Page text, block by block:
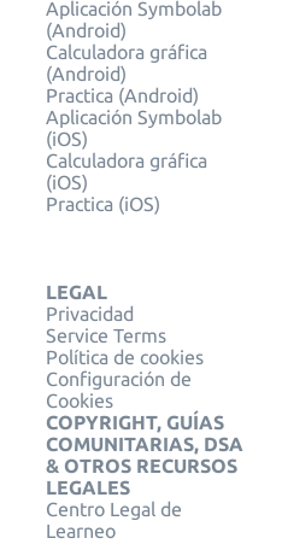
Aplicación Symbolab
(Android)
Calculadora gráfica
(Android)
Practica (Android)
Aplicación Symbolab
(iOS)
Calculadora gráfica
(iOS)
Practica (iOS)
LEGAL
Privacidad
Service Terms
Política de cookies
Configuración de
Cookies
COPYRIGHT, GUÍAS
COMUNITARIAS, DSA
& OTROS RECURSOS
LEGALES
Centro Legal de
Learneo